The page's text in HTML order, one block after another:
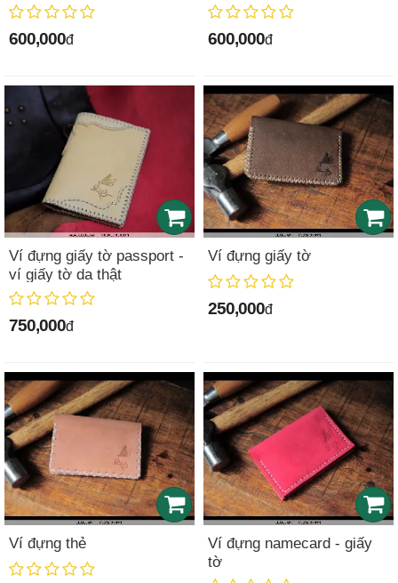
600,000đ 600,000đ
Ví đựng giấy tờ passport -
ví giấy tờ da thật
750,000đ
Ví đựng giấy tờ
250,000đ
Ví đựng thẻ
Ví đựng namecard - giấy
tờ